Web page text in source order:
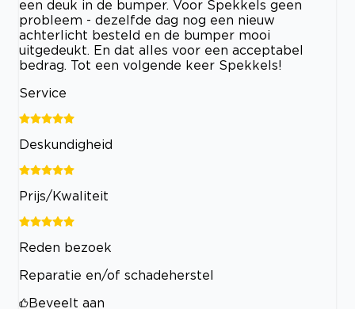
een deuk in de bumper. Voor Spekkels geen
probleem - dezelfde dag nog een nieuw
achterlicht besteld en de bumper mooi
uitgedeukt. En dat alles voor een acceptabel
bedrag. Tot een volgende keer Spekkels!
Service
Deskundigheid
Prijs/Kwaliteit
Reden bezoek
Reparatie en/of schadeherstel
Beveelt aan